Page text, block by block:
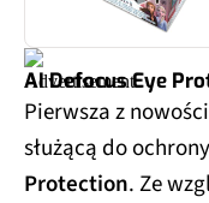
AI Defocus Eye
Pierwsza z
służącą do
Protection. Ze